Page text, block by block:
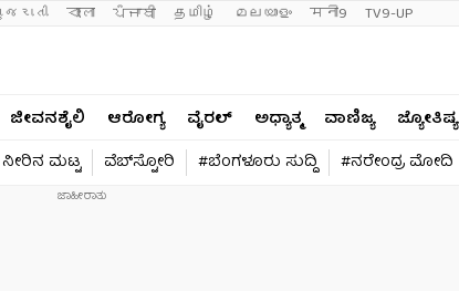
বাংলা ਪੰਜਾਬੀ தமிழ் മലയാളം मनी9 TV9-UP
ಜೀವನಶೈಲಿ ಆರೋಗ್ಯ ವೈರಲ್​ ಅಧ್ಯಾತ್ಮ ವಾಣಿಜ್ಯ ಜ್ಯೋತಿಷ್ಯ
ಮಟ್ಟ ವೆಬ್​ಸ್ಟೋರಿ #ಬೆಂಗಳೂರು ಸುದ್ದಿ #ನರೇಂದ್ರ ಮೋದಿ